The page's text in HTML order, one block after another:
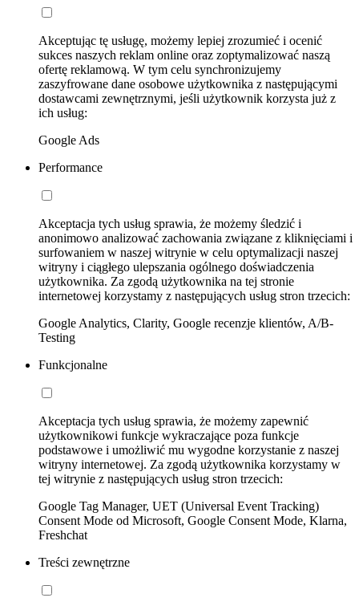
Akceptując tę usługę, możemy lepiej zrozumieć i ocenić
sukces naszych reklam online oraz zoptymalizować naszą
ofertę reklamową. W tym celu synchronizujemy
zaszyfrowane dane osobowe użytkownika z następującymi
dostawcami zewnętrznymi, jeśli użytkownik korzysta już z
ich usług:
Google Ads
Performance
Akceptacja tych usług sprawia, że możemy śledzić i
anonimowo analizować zachowania związane z kliknięciami i
surfowaniem w naszej witrynie w celu optymalizacji naszej
witryny i ciągłego ulepszania ogólnego doświadczenia
użytkownika. Za zgodą użytkownika na tej stronie
internetowej korzystamy z następujących usług stron trzecich:
Google Analytics, Clarity, Google recenzje klientów, A/B-
Testing
Funkcjonalne
Akceptacja tych usług sprawia, że możemy zapewnić
użytkownikowi funkcje wykraczające poza funkcje
podstawowe i umożliwić mu wygodne korzystanie z naszej
witryny internetowej. Za zgodą użytkownika korzystamy w
tej witrynie z następujących usług stron trzecich:
Google Tag Manager, UET (Universal Event Tracking)
Consent Mode od Microsoft, Google Consent Mode, Klarna,
Freshchat
Treści zewnętrzne